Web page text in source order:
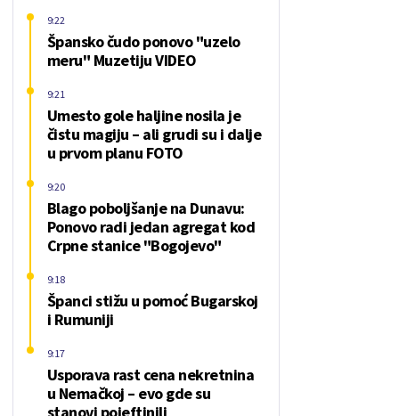
Špansko čudo ponovo "uzelo
meru" Muzetiju VIDEO
9:22
Umesto gole haljine nosila je
čistu magiju – ali grudi su i dalje
u prvom planu FOTO
9:21
Blago poboljšanje na Dunavu:
Ponovo radi jedan agregat kod
Crpne stanice "Bogojevo"
9:20
Španci stižu u pomoć Bugarskoj
i Rumuniji
9:18
Usporava rast cena nekretnina
u Nemačkoj – evo gde su
9:17